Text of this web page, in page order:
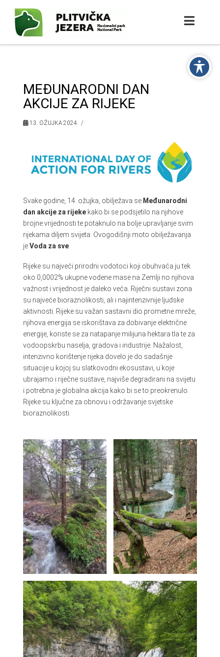
MEĐUNARODNI DAN
AKCIJE ZA RIJEKE
13. OŽUJKA 2024.
Svake godine, 14. ožujka, obilježava se Međunarodni
dan akcije za rijekekako bi se podsjetilo na njihove
brojne vrijednosti te potaknulo na bolje upravljanje svim
rijekama diljem svijeta. Ovogodišnji moto obilježavanja
jeVoda za sve.
Rijeke su najveći prirodni vodotoci koji obuhvaća ju tek
oko 0,0002% ukupne vodene mase na Zemlji no njihova
važnost i vrijednost je daleko veća. Riječni sustavi zona
su najveće bioraznolikosti, ali i najintenzivnije ljudske
aktivnosti. Rijeke su važan sastavni dio prometne mreže,
njihova energija se iskorištava za dobivanje električne
energije, koriste se za natapanje milijuna hektara tla te za
vodoopskrbu naselja, gradova i industrije. Nažalost,
intenzivno korištenje rijeka dovelo je do sadašnje
situacije u kojoj su slatkovodni ekosustavi, u koje
ubrajamo i riječne sustave, najviše degradirani na svijetu
i potrebna je globalna akcija kako bi se to preokrenulo.
Rijeke su ključne za obnovu i održavanje svjetske
bioraznolikosti.